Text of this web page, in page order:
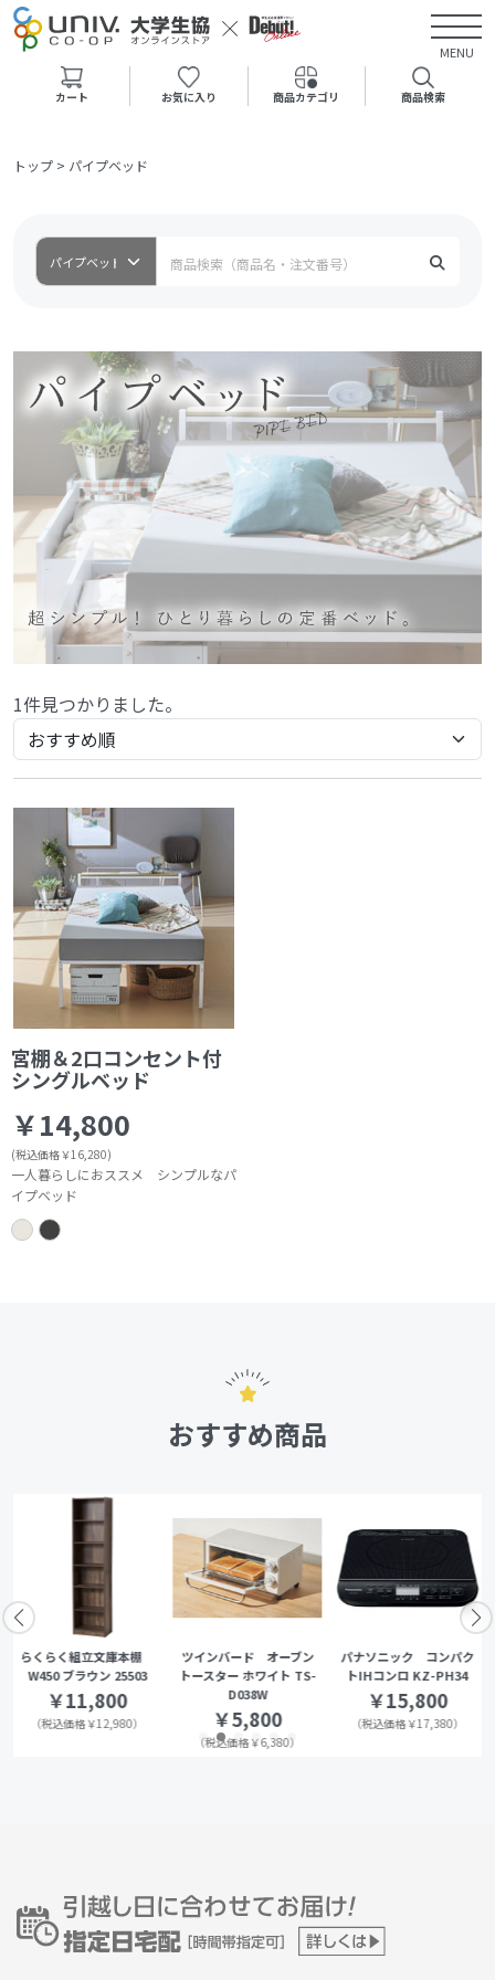
MENU
カート お気に入り 商品カテゴリ 商品検索
トップ > パイプベッド
1件見つかりました。
宮棚＆2口コンセント付
シングルベッド
￥14,800
(税込価格￥16,280)
一人暮らしにおススメ シンプルなパ
イプベッド
おすすめ商品
らくらく組立文庫本棚
W450 ブラウン 25503
￥11,800
（税込価格￥12,980）
ツインバード オーブン
トースター ホワイト TS-
D038W
￥5,800
（税込価格￥6,380）
パナソニック コンパク
トIHコンロ KZ-PH34
￥15,800
（税込価格￥17,380）